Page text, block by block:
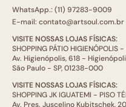
WhatsApp.: (11) 97283-9009
E-mail: contato@artsoul.com.br
VISITE NOSSAS LOJAS FÍSICAS:
SHOPPING PÁTIO HIGIENÓPOLIS
Av. Higienópolis, 618 -
São Paulo - SP, 01238-000
VISITE NOSSAS LOJAS FÍSICAS:
SHOPPING JK IGUATEMI - PISO
Av. Pres. Juscelino Kubitschek,